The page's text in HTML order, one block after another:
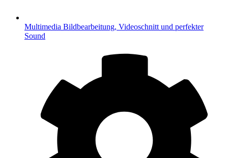
Multimedia Bildbearbeitung, Videoschnitt und perfekter
Sound